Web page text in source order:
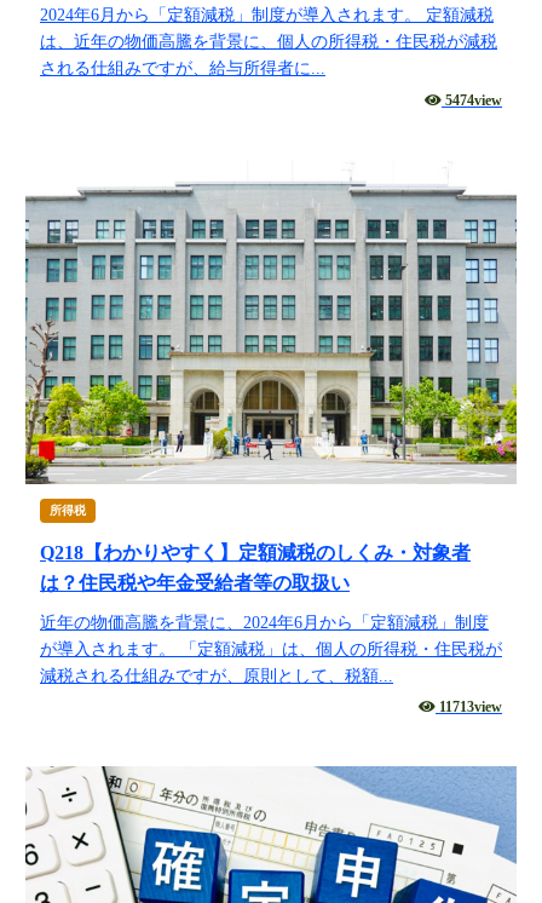
2024年6月から「定額減税」制度が導入されます。 定額減税
は、近年の物価高騰を背景に、個人の所得税・住民税が減税
される仕組みですが、給与所得者に...
5474view
所得税
Q218【わかりやすく】定額減税のしくみ・対象者
は？住民税や年金受給者等の取扱い
近年の物価高騰を背景に、2024年6月から「定額減税」制度
が導入されます。 「定額減税」は、個人の所得税・住民税が
減税される仕組みですが、原則として、税額...
11713view